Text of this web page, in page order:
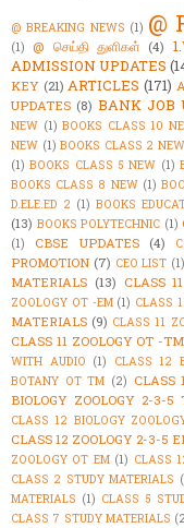
@ BREAKING NEWS (1) @
(1) @ செய்தி துளிகள் (4)
ADMISSION UPDATES
KEY (21) ARTICLES (171)
UPDATES (8) BANK JOB
NEW (1) BOOKS CLASS 10
NEW (1) BOOKS CLASS 2 NEW
(1) BOOKS CLASS 5 NEW (1)
BOOKS CLASS 8 NEW (1)
D.ELE.ED 2 (1) BOOKS
(13) BOOKS POLYTECHNIC (1)
(1)
CBSE UPDATES (4)
PROMOTION (7) CEO LIST (1)
MATERIALS (13) CLASS
ZOOLOGY OT -EM (1) CLASS
MATERIALS (9) CLASS 11
CLASS 11 ZOOLOGY OT -
WITH AUDIO (1) CLASS 12
BOTANY OT TM (2) CLASS
BIOLOGY ZOOLOGY 2-3-5
CLASS 12 BIOLOGY
CLASS 12 ZOOLOGY 2-3-5
ZOOLOGY OT EM (1) CLASS
CLASS 2 STUDY MATERIALS
MATERIALS (1) CLASS 5
CLASS 7 STUDY MATERIALS